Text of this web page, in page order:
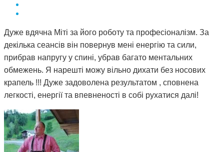
Дуже вдячна Міті за його роботу та професіоналізм. За
декілька сеансів він повернув мені енергію та сили,
прибрав напругу у спині, убрав багато ментальних
обмежень. Я нарешті можу вільно дихати без носових
крапель !!! Дуже задоволена результатом , сповнена
легкості, енергії та впевненості в собі рухатися далі!